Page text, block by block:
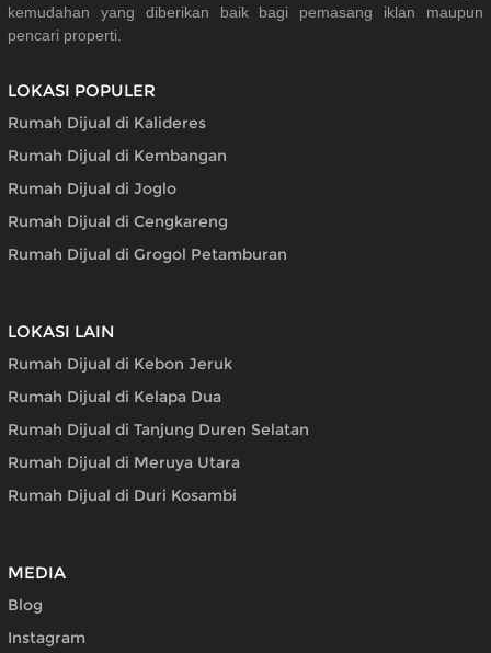
kemudahan yang diberikan baik bagi pemasang iklan maupun
pencari properti.
LOKASI POPULER
Rumah Dijual di Kalideres
Rumah Dijual di Kembangan
Rumah Dijual di Joglo
Rumah Dijual di Cengkareng
Rumah Dijual di Grogol Petamburan
LOKASI LAIN
Rumah Dijual di Kebon Jeruk
Rumah Dijual di Kelapa Dua
Rumah Dijual di Tanjung Duren Selatan
Rumah Dijual di Meruya Utara
Rumah Dijual di Duri Kosambi
MEDIA
Blog
Instagram